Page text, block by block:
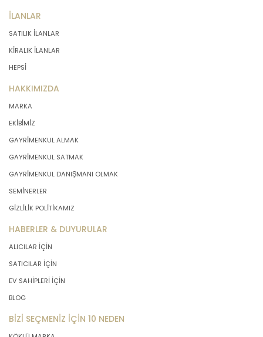
GAYRİMENKUL SATIŞ VE PAZARLAMA
A.Ş. kişisel verilerin hangi amaçla
önce veri sahiplerinin bilgisine
belirtilen meşru ve hukuka uygun
amaçlar dışında işlenmeyecektir..
4. İşlendikleri Amaçla Bağlantılı, Sınırlı
ve Ölçülü Olma
MASTERTURK FRANCHİSİNG
A.Ş. kişisel verileri belirlenen
amaçların gerçekleştirilmesine
elverişli bir biçimde işleyecek ve
amacın gerçekleştirilmesi ile ilgili
olmayan veya ihtiyaç duyulmayan
İLANLAR
SATILIK İLANLAR
KİRALIK İLANLAR
HEPSİ
HAKKIMIZDA
MARKA
EKİBİMİZ
GAYRİMENKUL ALMAK
GAYRİMENKUL SATMAK
GAYRİMENKUL DANIŞMANI OLMAK
SEMİNERLER
GİZLİLİK POLİTİKAMIZ
HABERLER & DUYURULAR
ALICILAR İÇİN
SATICILAR İÇİN
EV SAHİPLERİ İÇİN
BLOG
BİZİ SEÇMENİZ İÇİN 10 NEDEN